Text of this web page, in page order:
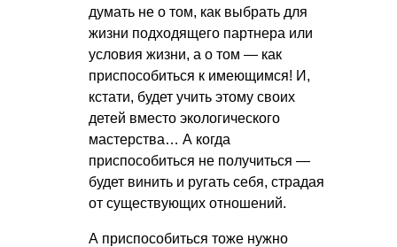
думать не о том, как выбрать для
жизни подходящего партнера или
условия жизни, а о том — как
приспособиться к имеющимся! И,
кстати, будет учить этому своих
детей вместо экологического
мастерства… А когда
приспособиться не получиться —
будет винить и ругать себя, страдая
от существующих отношений.
А приспособиться тоже нужно